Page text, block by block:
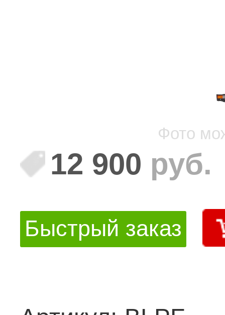
12 900 руб.
Быстрый заказ
Фото